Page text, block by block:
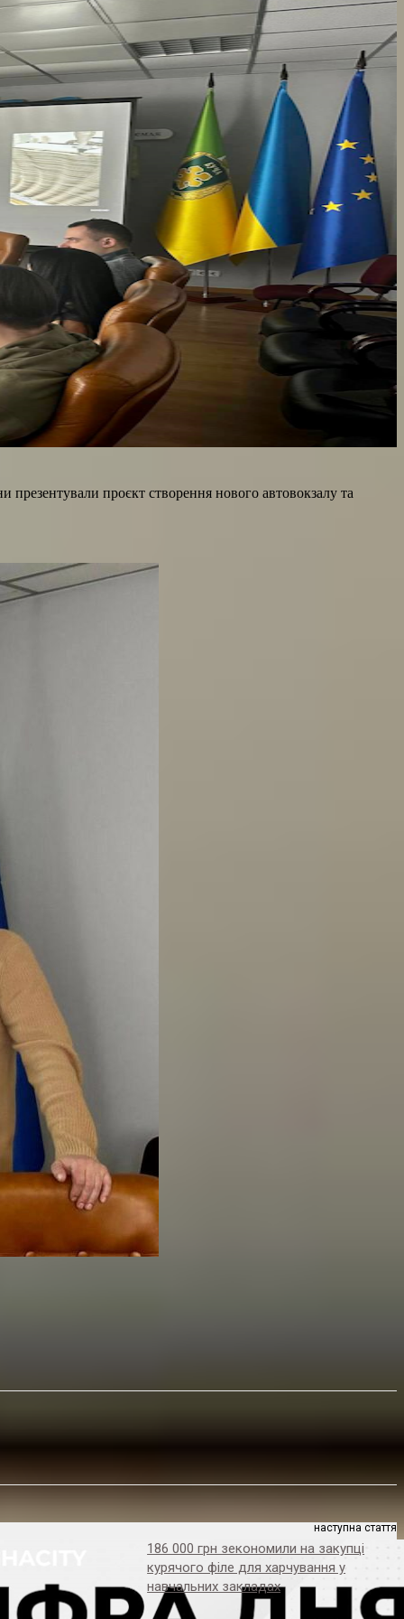
презентували проєкт створення нового автовокзалу та
наступна стаття
186 000 грн зекономили на закупці
курячого філе для харчування у
навчальних закладах